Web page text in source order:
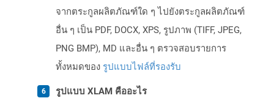
จากตระกูลผลิตภัณฑ์ใด ๆ ไปยังตระกูลผลิตภัณฑ์
อื่น ๆ เป็น PDF, DOCX, XPS, รูปภาพ (TIFF, JPEG,
PNG BMP), MD และอื่น ๆ ตรวจสอบรายการ
ทั้งหมดของ รูปแบบไฟล์ที่รองรับ
รูปแบบ XLAM คืออะไร